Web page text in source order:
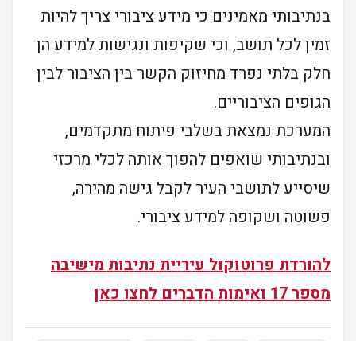
בנתיבותי מאמינים כי מידע ציבורי צריך להיות
זמין לכל תושב, וכי שקיפות ונגישות למידע הן
חלק בלתי נפרד מחיזוק הקשר בין הציבור לבין
הגופים הציבוריים.
המערכת נמצאת בשלבי פיתוח מתקדמים,
ובנתיבותי שואפים להפוך אותה לכלי מרכזי
שיסייע לתושבי העיר לקבל גישה מהירה,
פשוטה ושקופה למידע ציבורי.
להורדת פרוטוקול עיריית נתיבות מישיבה
מספר 17 ואימות הדברים לחצו כאן